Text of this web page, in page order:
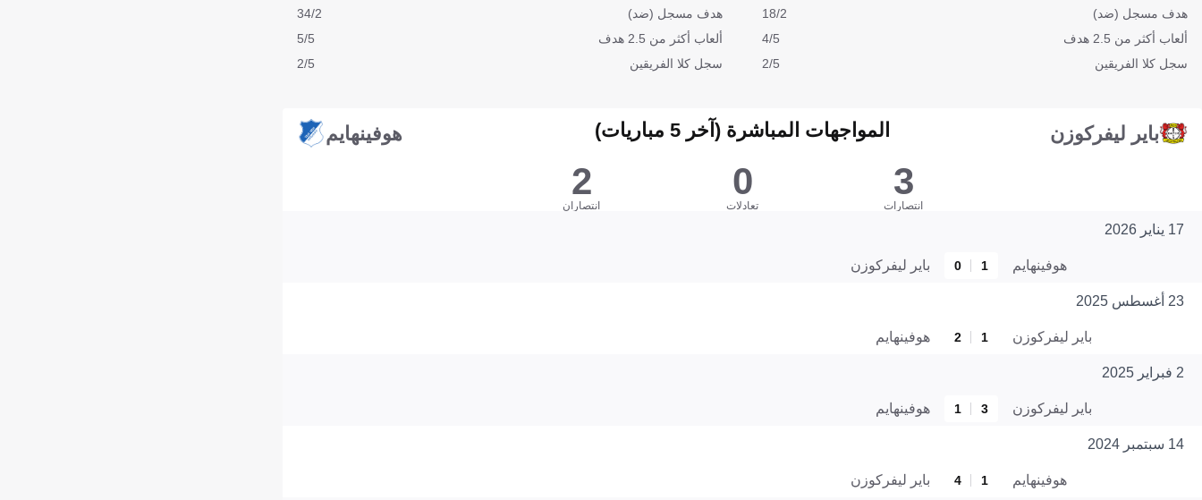
هدف مسجل (ضد)
18/2
ألعاب أكثر من 2.5 هدف
4/5
سجل كلا الفريقين
2/5
هدف مسجل (ضد)
34/2
ألعاب أكثر من 2.5 هدف
5/5
سجل كلا الفريقين
2/5
باير ليفركوزن المواجهات المباشرة (آخر 5 مباريات) هوفينهايم
3
انتصارات
0
تعادلات
2
انتصاران
17 يناير 2026
هوفينهايم 1
0 باير ليفركوزن
23 أغسطس 2025
باير ليفركوزن 1
2 هوفينهايم
2 فبراير 2025
باير ليفركوزن 3
1 هوفينهايم
14 سبتمبر 2024
هوفينهايم 1
4 باير ليفركوزن